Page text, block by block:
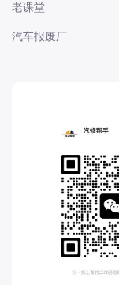
长安-睿行
DS
DS-进口
东南
东风富康
东风小康
东风景逸
老课堂
汽车报废厂